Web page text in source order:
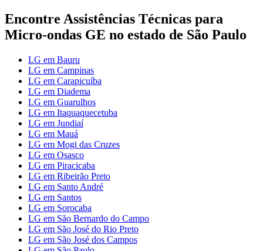
Encontre Assistências Técnicas para
Micro-ondas GE no estado de São Paulo
LG em Bauru
LG em Campinas
LG em Carapicuíba
LG em Diadema
LG em Guarulhos
LG em Itaquaquecetuba
LG em Jundiaí
LG em Mauá
LG em Mogi das Cruzes
LG em Osasco
LG em Piracicaba
LG em Ribeirão Preto
LG em Santo André
LG em Santos
LG em Sorocaba
LG em São Bernardo do Campo
LG em São José do Rio Preto
LG em São José dos Campos